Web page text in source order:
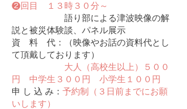
❷回目 １３時３０分～
語り部による津波映像の解
説と被災体験談、パネル展示
資 料 代：（映像やお話の資料代とし
て頂戴しております）
大人（高校生以上）５００
円 中学生３００円 小学生１００円
申 し 込 み： 予約制（３日前までにお願
いします）